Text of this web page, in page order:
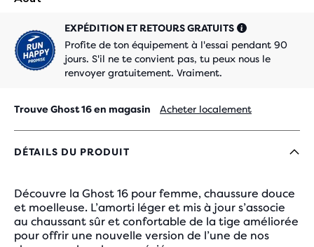
EXPÉDITION ET RETOURS GRATUITS
Profite de ton équipement à l'essai pendant 90
jours. S'il ne te convient pas, tu peux nous le
renvoyer gratuitement. Vraiment.
Trouve Ghost 16 en magasin Acheter localement
DÉTAILS DU PRODUIT
Découvre la Ghost 16 pour femme, chaussure douce
et moelleuse. L’amorti léger et mis à jour s’associe
au chaussant sûr et confortable de la tige améliorée
pour offrir une nouvelle version de l’une de nos